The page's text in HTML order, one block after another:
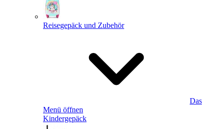
Reisegepäck und Zubehör
Das
Menü öffnen
Kindergepäck